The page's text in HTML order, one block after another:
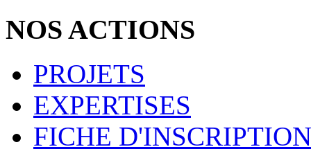
NOS ACTIONS
PROJETS
EXPERTISES
FICHE D'INSCRIPTION